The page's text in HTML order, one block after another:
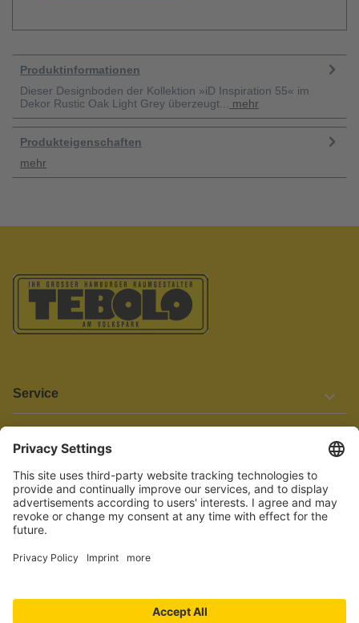
Produktinformationen
Dieser Designboden der Kollektion »iD Inspiration 55« im
Dekor Rustic Oak Light Grey überzeugt...
mehr
Produkteigenschaften
mehr
Service
Informationen
Barrierefreiheit
Wir bemühen uns, unsere Website barrierefrei zu gestalten.
Einige Inhalte und Funktionen sind derzeit jedoch noch nicht
vollständig zugänglich. Wenn Sie auf Barrieren stoßen oder Hilfe
benötigen, kontaktieren Sie uns bitte unter service[at]knutzen.de.
Vertrag widerrufen
© 2026 TEBOLO